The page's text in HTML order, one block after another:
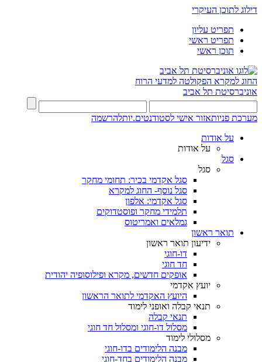
דילוג לתוכן העיקרי
תפריט עליון
תפריט ראשי
תוכן ראשי
החוג למקרא הפקולטה למדעי הרוח
אוניברסיטת תל אביב
מערכת פניותאזור אישי לסטודנטים.יותלהרשמה
על אודות
על אודות
סגל
סגל
סגל אקדמי בכיר: תחומי מחקר
סגל נוסף- החוג למקרא
סגל אקדמי: אלפון
תלמידי מחקר ופוסטדוקים
גמלאים ואמריטוס
תואר ראשון
ידיעון תואר ראשון
דו-חוגי
חד חוגי
אופקים חדשים, מקרא ופילוסופיה יהודית
יועץ אקדמי
היועץ האקדמי לתואר הראשון
תנאי קבלה ואופני לימוד
תנאי קבלה
מסלול דו-חוגי ומסלול חד חוגי
מסלולי לימוד
מבנה הלימודים בדו-חוגי
מבנה הלימודים בחד-חוגי